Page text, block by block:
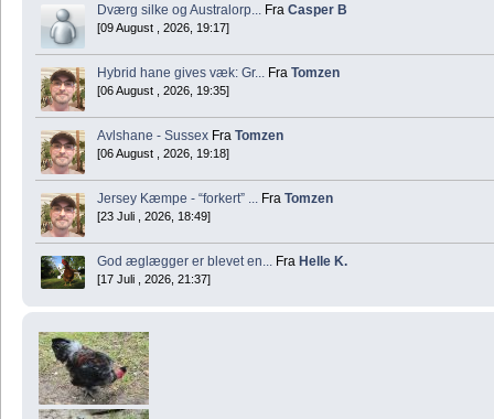
Dværg silke og Australorp... Fra Casper B
[09 August , 2026, 19:17]
Hybrid hane gives væk: Gr... Fra Tomzen
[06 August , 2026, 19:35]
Avlshane - Sussex Fra Tomzen
[06 August , 2026, 19:18]
Jersey Kæmpe - “forkert” ... Fra Tomzen
[23 Juli , 2026, 18:49]
God æglægger er blevet en... Fra Helle K.
[17 Juli , 2026, 21:37]